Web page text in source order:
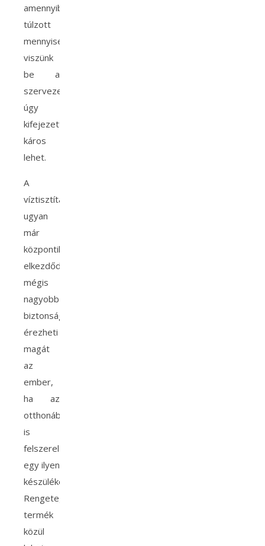
amennyiben
túlzott
mennyiséget
viszünk
be a
szervezetünkbe,
úgy
kifejezetten
káros
lehet.
A
víztisztítás
ugyan
már
központilag
elkezdődik,
mégis
nagyobb
biztonságban
érezheti
magát
az
ember,
ha az
otthonában
is
felszerel
egy ilyen
készüléket.
Rengetegféle
termék
közül